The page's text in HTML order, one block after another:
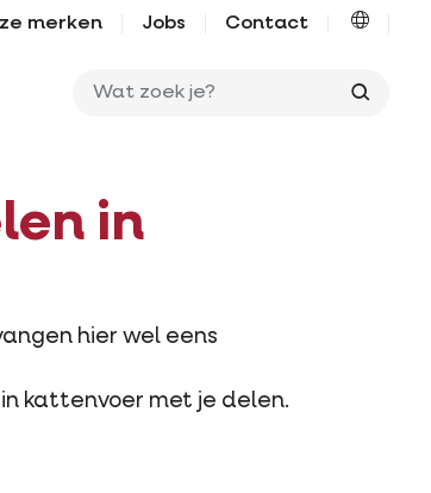
merken Jobs Contact
in
hier wel eens
kattenvoer met je delen.